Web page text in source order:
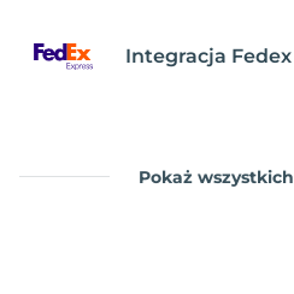
Integracja
Pokaż